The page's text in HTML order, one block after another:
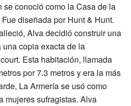
se conoció como la Casa de la
diseñada por Hunt & Hunt.
Alva decidió construir una
copia exacta de la
Esta habitación, llamada
por 7.3 metros y era la más
La Armería se usó como
mujeres sufragistas. Alva